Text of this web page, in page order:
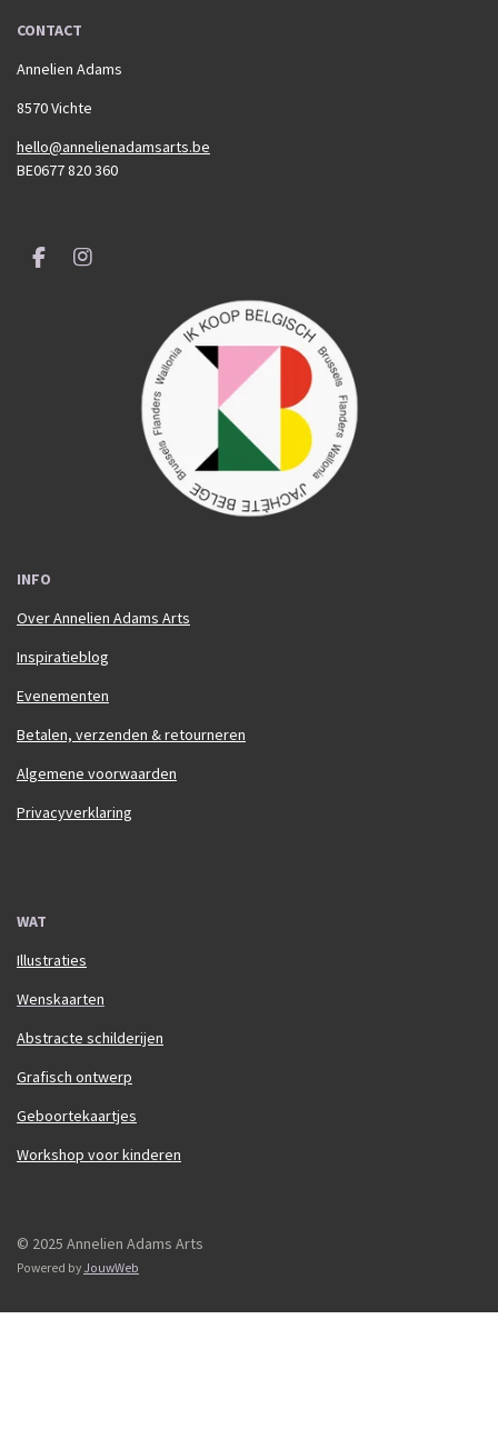
CONTACT
Annelien Adams
8570 Vichte
hello@annelienadamsarts.be
BE0677 820 360
F
I
INFO
Over Annelien Adams Arts
Inspiratieblog
Evenementen
Betalen, verzenden & retourneren
Algemene voorwaarden
Privacyverklaring
WAT
Illustraties
Wenskaarten
Abstracte schilderijen
Grafisch ontwerp
Geboortekaartjes
Workshop voor kinderen
© 2025 Annelien Adams Arts
Powered by JouwWeb